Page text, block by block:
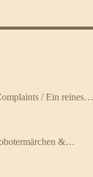
/ Ein reines…
&…